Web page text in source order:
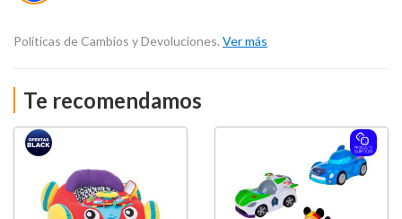
Políticas de Cambios y Devoluciones. Ver más
Te recomendamos